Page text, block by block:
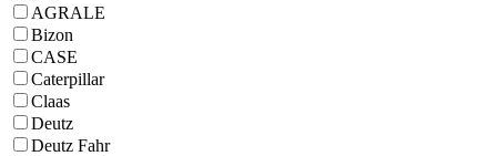
AGRALE
Bizon
CASE
Caterpillar
Claas
Deutz
Deutz Fahr